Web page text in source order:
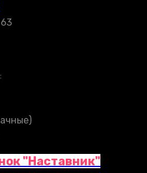
"Наставник"